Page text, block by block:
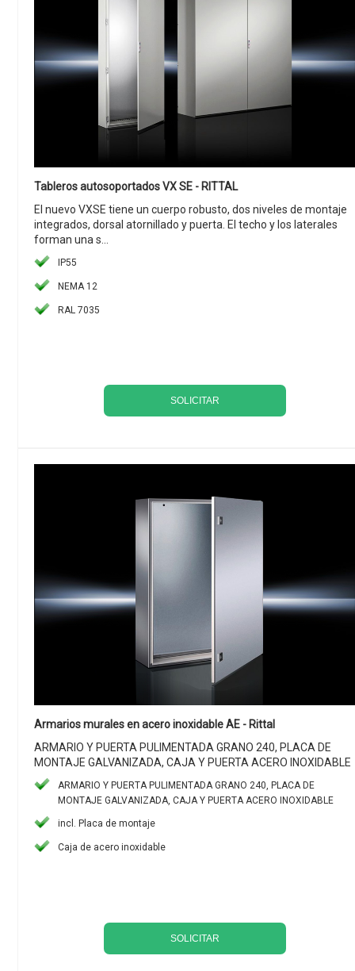
Tableros autosoportados VX SE - RITTAL
El nuevo VXSE tiene un cuerpo robusto, dos niveles de montaje
integrados, dorsal atornillado y puerta. El techo y los laterales
forman una s...
IP55
NEMA 12
RAL 7035
SOLICITAR
Armarios murales en acero inoxidable AE - Rittal
ARMARIO Y PUERTA PULIMENTADA GRANO 240, PLACA DE
MONTAJE GALVANIZADA, CAJA Y PUERTA ACERO INOXIDABLE
ARMARIO Y PUERTA PULIMENTADA GRANO 240, PLACA DE
MONTAJE GALVANIZADA, CAJA Y PUERTA ACERO INOXIDABLE
incl. Placa de montaje
Caja de acero inoxidable
SOLICITAR